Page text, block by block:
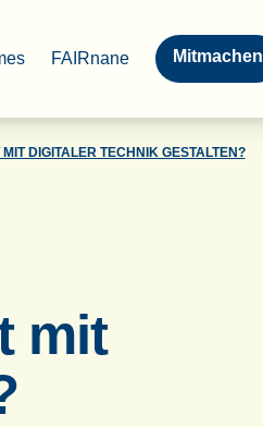
FAIRnane Mitmachen
DIGITALER TECHNIK GESTALTEN?
mit